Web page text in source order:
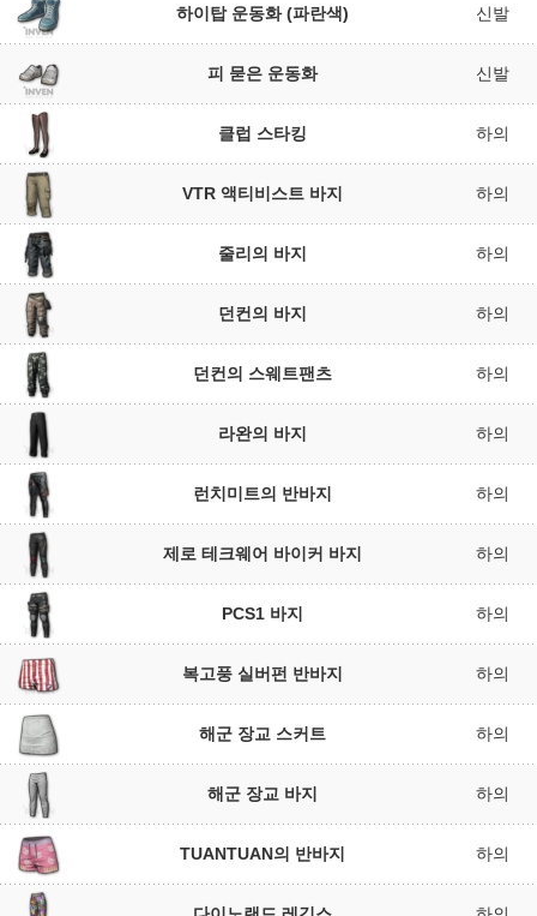
하이탑 운동화 (파란색) 신발
피 묻은 운동화 신발
클럽 스타킹 하의
VTR 액티비스트 바지 하의
줄리의 바지 하의
던컨의 바지 하의
던컨의 스웨트팬츠 하의
라완의 바지 하의
런치미트의 반바지 하의
제로 테크웨어 바이커 바지 하의
PCS1 바지 하의
복고풍 실버펀 반바지 하의
해군 장교 스커트 하의
해군 장교 바지 하의
TUANTUAN의 반바지 하의